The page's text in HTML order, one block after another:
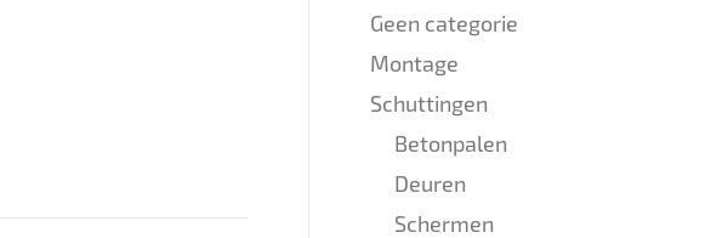
Geen categorie
Montage
Schuttingen
Betonpalen
Deuren
Schermen